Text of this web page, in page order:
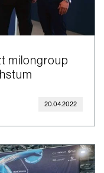
milongroup
20.04.2022